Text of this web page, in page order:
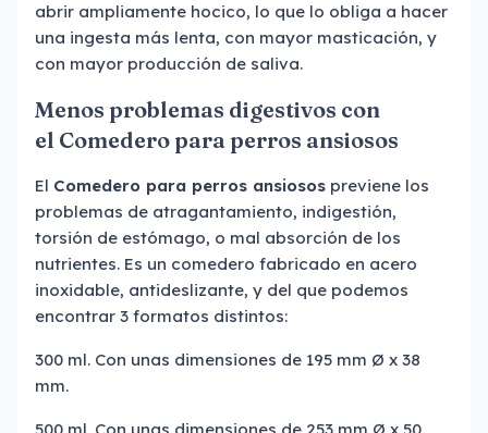
abrir ampliamente hocico, lo que lo obliga a hacer
una ingesta más lenta, con mayor masticación, y
con mayor producción de saliva.
Menos problemas digestivos con
el Comedero para perros ansiosos
El Comedero para perros ansiosos previene los
problemas de atragantamiento, indigestión,
torsión de estómago, o mal absorción de los
nutrientes. Es un comedero fabricado en acero
inoxidable, antideslizante, y del que podemos
encontrar 3 formatos distintos:
300 ml. Con unas dimensiones de 195 mm Ø x 38
mm.